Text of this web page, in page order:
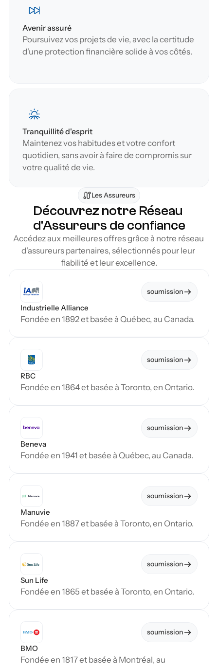
Avenir assuré
Poursuivez vos projets de vie, avec la certitude
d'une protection financière solide à vos côtés.
Tranquillité d'esprit
Maintenez vos habitudes et votre confort
quotidien, sans avoir à faire de compromis sur
votre qualité de vie.
Les Assureurs
Découvrez notre Réseau
d'Assureurs de confiance
Accédez aux meilleures offres grâce à notre réseau
d'assureurs partenaires, sélectionnés pour leur
fiabilité et leur excellence.
soumission
Industrielle Alliance
Fondée en 1892 et basée à Québec, au Canada.
soumission
RBC
Fondée en 1864 et basée à Toronto, en Ontario.
soumission
Beneva
Fondée en 1941 et basée à Québec, au Canada.
soumission
Manuvie
Fondée en 1887 et basée à Toronto, en Ontario.
soumission
Sun Life
Fondée en 1865 et basée à Toronto, en Ontario.
soumission
BMO
Fondée en 1817 et basée à Montréal, au